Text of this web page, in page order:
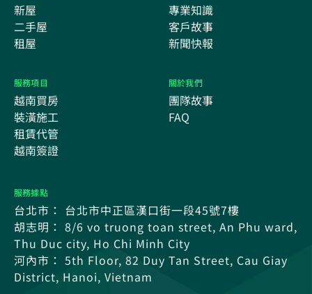
新屋
二手屋
租屋
專業知識
客戶故事
新聞快報
服務項目
越南買房
裝潢施工
租賃代管
越南簽證
關於我們
團隊故事
FAQ
服務據點
台北市： 台北市中正區漢口街一段45號7樓
胡志明： 8/6 vo truong toan street, An Phu ward,
Thu Duc city, Ho Chi Minh City
河內市： 5th Floor, 82 Duy Tan Street, Cau Giay
District, Hanoi, Vietnam